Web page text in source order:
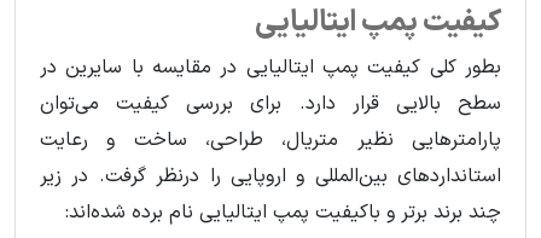
کیفیت پمپ ایتالیایی
بطور کلی کیفیت پمپ ایتالیایی در مقایسه با سایرین در
سطح بالایی قرار دارد. برای بررسی کیفیت می‌توان
پارامترهایی نظیر متریال، طراحی، ساخت و رعایت
استانداردهای بین‌المللی و اروپایی را درنظر گرفت. در زیر
چند برند برتر و باکیفیت پمپ ایتالیایی نام برده شده‌اند: